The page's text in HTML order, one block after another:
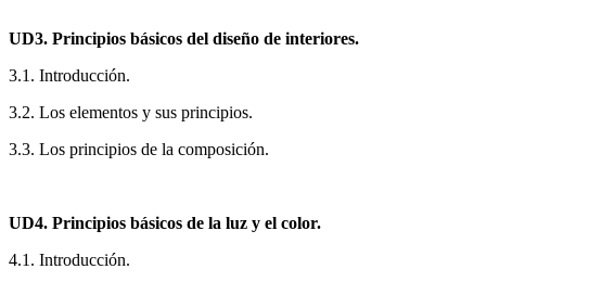
UD3. Principios básicos del diseño de interiores.
3.1. Introducción.
3.2. Los elementos y sus principios.
3.3. Los principios de la composición.
UD4. Principios básicos de la luz y el color.
4.1. Introducción.